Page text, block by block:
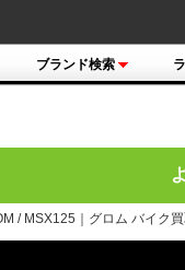
ブランド検索
/ MSX125｜グロム バイク